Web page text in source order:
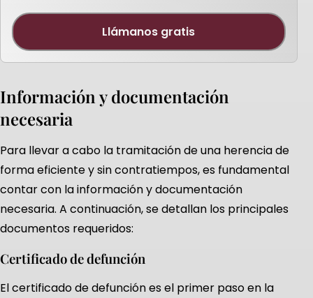
llámanos gratis
Información y documentación
necesaria
Para llevar a cabo la tramitación de una herencia de
forma eficiente y sin contratiempos, es fundamental
contar con la información y documentación
necesaria. A continuación, se detallan los principales
documentos requeridos:
Certificado de defunción
El certificado de defunción es el primer paso en la